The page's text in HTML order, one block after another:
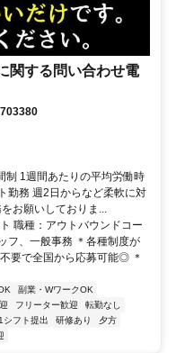
関する問い合わせ電
制 1週間あたりの平均労働時
勤務 週2日からなど柔軟に対
お願いしておりま...
職種：アウトバウンドコー
フ、一般事務 ＊各種制度が
要で全国から応募可能◎ ＊
副業・WワークOK
フリーター歓迎
転勤なし
シフト提出 研修あり
夕方